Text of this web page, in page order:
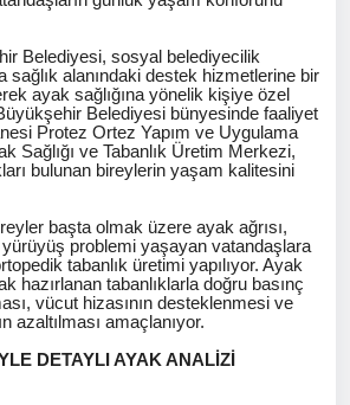
Belediyesi, sosyal belediyecilik
sağlık alanındaki destek hizmetlerine bir
ayak sağlığına yönelik kişiye özel
Belediyesi bünyesinde faaliyet
Protez Ortez Yapım ve Uygulama
Sağlığı ve Tabanlık Üretim Merkezi,
bulunan bireylerin yaşam kalitesini
başta olmak üzere ayak ağrısı,
problemi yaşayan vatandaşlara
tabanlık üretimi yapılıyor. Ayak
hazırlanan tabanlıklarla doğru basınç
vücut hizasının desteklenmesi ve
azaltılması amaçlanıyor.
DETAYLI AYAK ANALİZİ